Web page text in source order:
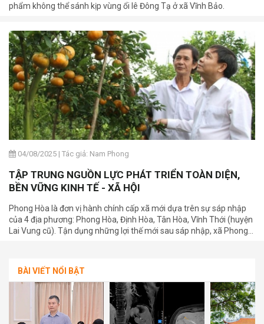
phẩm không thể sánh kịp vùng ổi lê Đông Tạ ở xã Vĩnh Bảo.
04/08/2025 | Tác giả: Nam Phong
TẬP TRUNG NGUỒN LỰC PHÁT TRIỂN TOÀN DIỆN,
BỀN VỮNG KINH TẾ - XÃ HỘI
Phong Hòa là đơn vị hành chính cấp xã mới dựa trên sự sáp nhập
của 4 địa phương: Phong Hòa, Định Hòa, Tân Hòa, Vĩnh Thới (huyện
Lai Vung cũ). Tận dụng những lợi thế mới sau sáp nhập, xã Phong
BÀI VIẾT NỔI BẬT